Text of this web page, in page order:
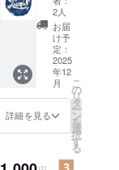
貼り/
バック
パー
ツ：安
全ピ
ン/32m
A/B/Cの
中き
ゴをプ
リント
したス
テッ
カーを
お渡し
いたし
ます！
A・Bど
ちらか
ご希望
肢を備
2人
お届
け予
定：
2025
年12
月
詳細を見る
こ
の
リ
タ
ー
ン
を
選
択
す
る